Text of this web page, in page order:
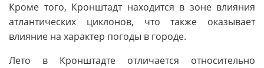
Кроме того, Кронштадт находится в зоне влияния
атлантических циклонов, что также оказывает
влияние на характер погоды в городе.
Лето в Кронштадте отличается относительно